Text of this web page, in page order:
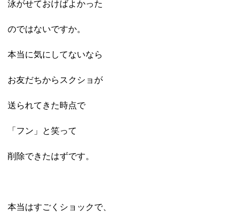
泳がせておけばよかった
のではないですか。
本当に気にしてないなら
お友だちからスクショが
送られてきた時点で
「フン」と笑って
削除できたはずです。
本当はすごくショックで、